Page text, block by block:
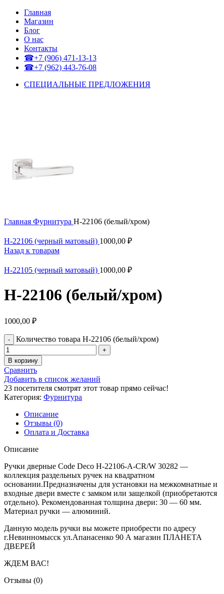
Главная
Магазин
Блог
О нас
Контакты
☎+7 (906) 471-13-13
☎+7 (962) 443-76-08
СПЕЦИАЛЬНЫЕ ПРЕДЛОЖЕНИЯ
Главная Фурнитура Н-22106 (белый/хром)
Н-22106 (черный матовый) 1000,00 ₽
Назад к товарам
Н-22105 (черный матовый) 1000,00 ₽
Н-22106 (белый/хром)
1000,00 ₽
Количество товара Н-22106 (белый/хром)
В корзину
Сравнить
Добавить в список желаний
23 посетителя смотрят этот товар прямо сейчас!
Категория: Фурнитура
Описание
Отзывы (0)
Оплата и Доставка
Описание
Ручки дверные Code Deco H-22106-A-CR/W 30282 —
коллекция раздельных ручек на квадратном
основании.Предназначены для установки на межкомнатные и
входные двери вместе с замком или защелкой (приобретаются
отдельно). Рекомендованная толщина двери: 30 — 60 мм.
Материал ручки — алюминий.
Данную модель ручки вы можете приобрести по адресу
г.Невинномысск ул.Апанасенко 90 А магазин ПЛАНЕТА
ДВЕРЕЙ
ЖДЕМ ВАС!
Отзывы (0)